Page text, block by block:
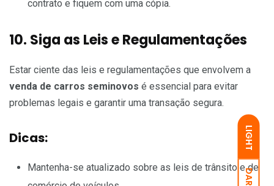
LIGHT
DARK
contrato e fiquem com uma cópia.
10. Siga as Leis e Regulamentações
Estar ciente das leis e regulamentações que envolvem a
venda de carros seminovos é essencial para evitar
problemas legais e garantir uma transação segura.
Dicas:
Mantenha-se atualizado sobre as leis de trânsito e de